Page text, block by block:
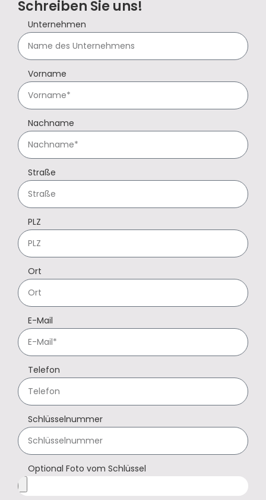
Schreiben Sie uns!
Unternehmen
Vorname
Nachname
Straße
PLZ
Ort
E-Mail
Telefon
Schlüsselnummer
Optional Foto vom Schlüssel